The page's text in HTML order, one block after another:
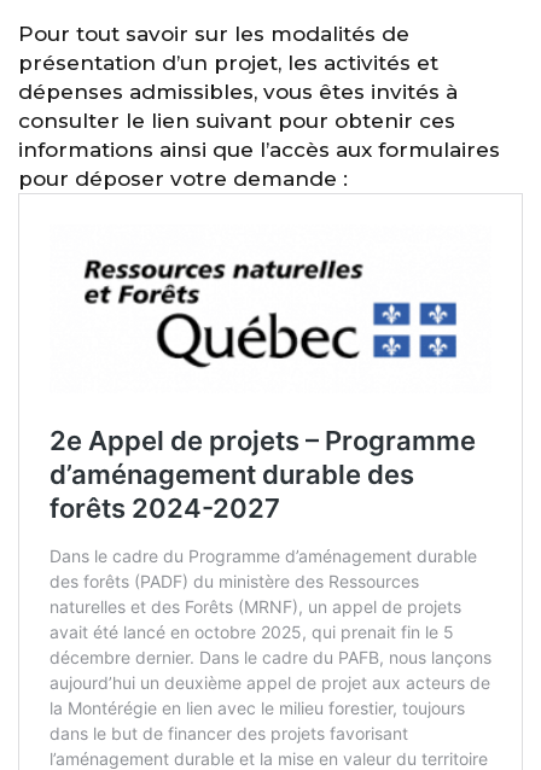
Pour tout savoir sur les modalités de
présentation d’un projet, les activités et
dépenses admissibles, vous êtes invités à
consulter le lien suivant pour obtenir ces
informations ainsi que l’accès aux formulaires
pour déposer votre demande :